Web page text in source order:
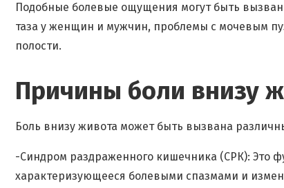
Подобные болевые ощущения могут быть
таза у женщин и мужчин, проблемы с мочевым
полости.
Причины боли внизу
Боль внизу живота может быть вызвана
-Синдром раздраженного кишечника (СРК): Это
характеризующееся болевыми спазмами и